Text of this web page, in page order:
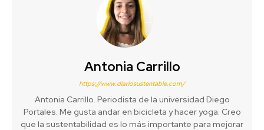
Antonia Carrillo
https://www.diariosustentable.com/
Antonia Carrillo. Periodista de la universidad Diego
Portales. Me gusta andar en bicicleta y hacer yoga. Creo
que la sustentabilidad es lo más importante para mejorar